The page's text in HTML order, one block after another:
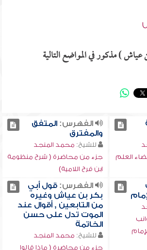
) مذكور في المواضع التالية
العلم
الفهرس:المتفق
والمفترق
للشيخ: محمد المنجد
جزء من محاضرة ( شرح منظومة
ابن فرح اللامية)
الفهرس:قول أبي
بكر بن عياش وغيره
من التابعين , أقوال عند
الموت تدل على حسن
الخاتمة
للشيخ: محمد المنجد
جزء من محاضرة ( ماذا قالوا